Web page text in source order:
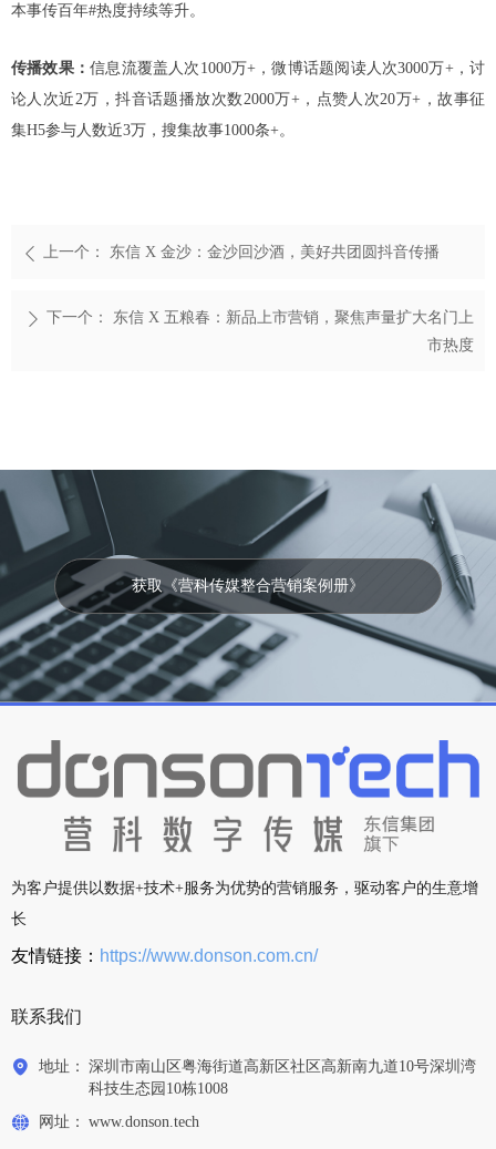
ꄴ 上一个： 东信 X 金沙：金沙回沙酒，美好共团圆抖音传播
ꄲ 下一个：
东信 X 五粮春：新品上市营销，聚焦声量扩大名门上
市热度
本事传百年#热度持续等升。
传播效果：信息流覆盖人次1000万+，微博话题阅读人次3000万+，讨
论人次近2万，抖音话题播放次数2000万+，点赞人次20万+，故事征
集H5参与人数近3万，搜集故事1000条+。
获取《营科传媒整合营销案例册》
联系我们
地址： 深圳市南山区粤海街道高新区社区高新南九道10号深圳湾
科技生态园10栋1008
网址： www.donson.tech
为客户提供以数据+技术+服务为优势的营销服务，驱动客户的生意增
长
友情链接： https://www.donson.com.cn/